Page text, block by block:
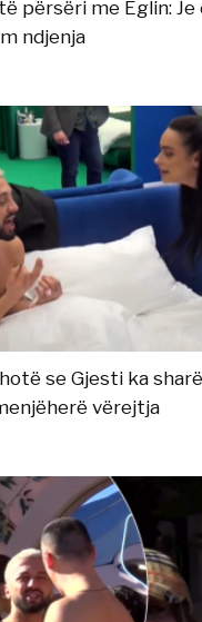
përsëri me Eglin: Je
ndjenja
se Gjesti ka
vërejtja